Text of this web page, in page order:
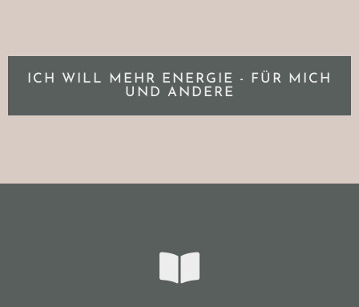
ICH WILL MEHR ENERGIE - FÜR MICH
UND ANDERE